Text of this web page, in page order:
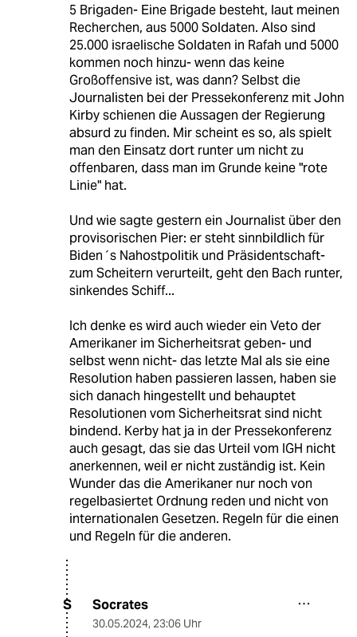
5 Brigaden- Eine Brigade besteht, laut meinen
Recherchen, aus 5000 Soldaten. Also sind
25.000 israelische Soldaten in Rafah und 5000
kommen noch hinzu- wenn das keine
Großoffensive ist, was dann? Selbst die
Journalisten bei der Pressekonferenz mit John
Kirby schienen die Aussagen der Regierung
absurd zu finden. Mir scheint es so, als spielt
man den Einsatz dort runter um nicht zu
offenbaren, dass man im Grunde keine "rote
Linie" hat.
Und wie sagte gestern ein Journalist über den
provisorischen Pier: er steht sinnbildlich für
Biden´s Nahostpolitik und Präsidentschaft-
zum Scheitern verurteilt, geht den Bach runter,
sinkendes Schiff...
Ich denke es wird auch wieder ein Veto der
Amerikaner im Sicherheitsrat geben- und
selbst wenn nicht- das letzte Mal als sie eine
Resolution haben passieren lassen, haben sie
sich danach hingestellt und behauptet
Resolutionen vom Sicherheitsrat sind nicht
bindend. Kerby hat ja in der Pressekonferenz
auch gesagt, das sie das Urteil vom IGH nicht
anerkennen, weil er nicht zuständig ist. Kein
Wunder das die Amerikaner nur noch von
regelbasiertet Ordnung reden und nicht von
internationalen Gesetzen. Regeln für die einen
und Regeln für die anderen.
S Socrates
30.05.2024, 23:06 Uhr